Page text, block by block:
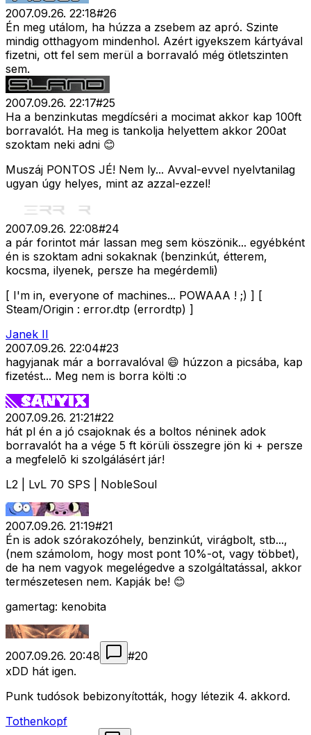
2007.09.26. 22:18#26
Én meg utálom, ha húzza a zsebem az apró. Szinte
mindig otthagyom mindenhol. Azért igyekszem kártyával
fizetni, ott fel sem merül a borravaló még ötletszinten
sem.
2007.09.26. 22:17#25
Ha a benzinkutas megdícséri a mocimat akkor kap 100ft
borravalót. Ha meg is tankolja helyettem akkor 200at
szoktam neki adni 😊
Muszáj PONTOS JÉ! Nem ly... Avval-evvel nyelvtanilag
ugyan úgy helyes, mint az azzal-ezzel!
2007.09.26. 22:08#24
a pár forintot már lassan meg sem köszönik... egyébként
én is szoktam adni sokaknak (benzinkút, étterem,
kocsma, ilyenek, persze ha megérdemli)
[ I'm in, everyone of machines... POWAAA ! ;) ] [
Steam/Origin : error.dtp (errordtp) ]
Janek II
2007.09.26. 22:04#23
hagyjanak már a borravalóval 😄 húzzon a picsába, kap
fizetést... Meg nem is borra költi :o
2007.09.26. 21:21#22
hát pl én a jó csajoknak és a boltos néninek adok
borravalót ha a vége 5 ft körüli összegre jön ki + persze
a megfelelõ ki szolgálásért jár!
L2 | LvL 70 SPS | NobleSoul
2007.09.26. 21:19#21
Én is adok szórakozóhely, benzinkút, virágbolt, stb...,
(nem számolom, hogy most pont 10%-ot, vagy többet),
de ha nem vagyok megelégedve a szolgáltatással, akkor
természetesen nem. Kapják be! 😊
gamertag: kenobita
2007.09.26. 20:48 #20
xDD hát igen.
Punk tudósok bebizonyították, hogy létezik 4. akkord.
Tothenkopf